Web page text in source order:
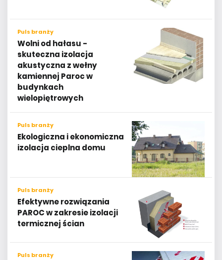
Puls branży
Wolni od hałasu -
skuteczna izolacja
akustyczna z wełny
kamiennej Paroc w
budynkach
wielopiętrowych
Puls branży
Ekologiczna i ekonomiczna
izolacja cieplna domu
Puls branży
Efektywne rozwiązania
PAROC w zakresie izolacji
termicznej ścian
Puls branży